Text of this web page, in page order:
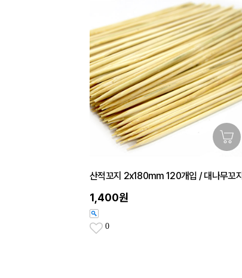
산적꼬지 2x180mm 120개입 / 대나무꼬지
1,400원
0